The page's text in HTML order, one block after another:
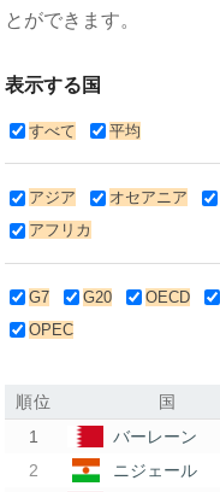
とができます。
表示する国
すべて 平均
アジア オセアニア
アフリカ
G7 G20 OECD
OPEC
順位 国
バーレーン
ニジェール